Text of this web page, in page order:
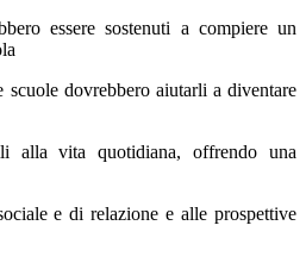
essere sostenuti a compiere un
dovrebbero aiutarli a diventare
alla vita quotidiana, offrendo una
e di relazione e alle prospettive